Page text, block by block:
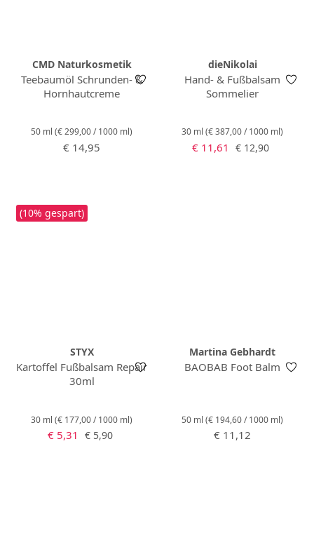
CMD Naturkosmetik
Teebaumöl Schrunden- &
Hornhautcreme
50 ml (€ 299,00 / 1000 ml)
Regulärer Preis:
€ 14,95
dieNikolai
Hand- & Fußbalsam
Sommelier
30 ml (€ 387,00 / 1000 ml)
Verkaufspreis:
€ 11,61 Regulärer Preis:
€ 12,90
(10% gespart)
STYX
Kartoffel Fußbalsam Repair
30ml
30 ml (€ 177,00 / 1000 ml)
Verkaufspreis:
€ 5,31 Regulärer Preis:
€ 5,90
Martina Gebhardt
BAOBAB Foot Balm
50 ml (€ 194,60 / 1000 ml)
Regulärer Preis:
€ 11,12